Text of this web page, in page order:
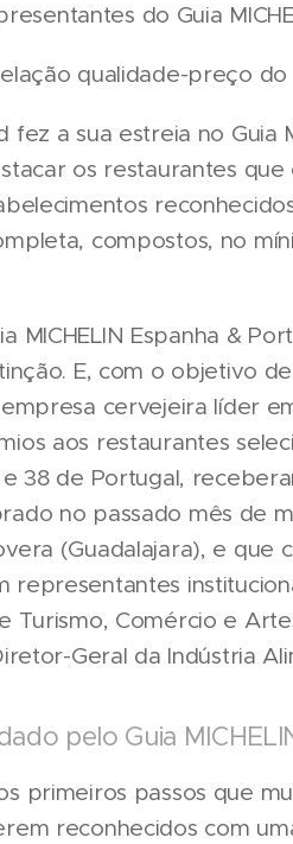
do Guia
qualidade-preço do
a sua estreia no Guia
os restaurantes
compostos, no
MICHELIN Espanha &
E, com o objetivo
cervejeira líder
aos restaurantes
38 de Portugal,
no passado mês de
(Guadalajara), e
representantes
Turismo, Comércio e
Geral da Indústria
pelo Guia
primeiros passos que
reconhecidos com